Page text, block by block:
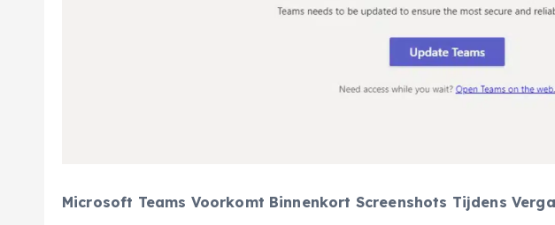
Microsoft Teams Voorkomt Binnenkort Screenshots Tijdens